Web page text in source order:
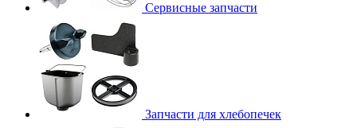
Сервисные запчасти
Запчасти для хлебопечек